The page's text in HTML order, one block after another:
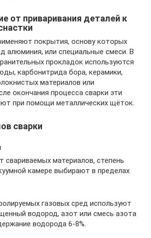
от приваривания деталей к
покрытия, основу которых
алюминия, или специальные смеси. В
прокладок используются
карбонитрида бора, керамики,
материалов или
окончания процесса сварки эти
при помощи металлических щёток.
сварки
свариваемых материалов, степень
камере выбирают в пределах
газовых сред используют
водород, азот или смесь азота
водорода 6-8%.